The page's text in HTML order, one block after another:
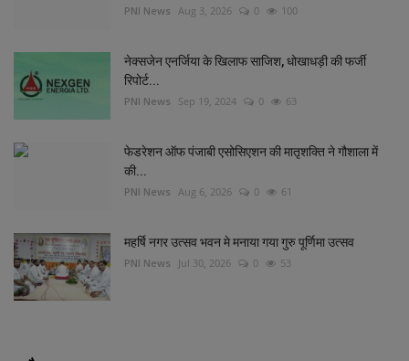
PNI News Aug 3, 2026 0 100
नेक्सजेन एनर्जिया के खिलाफ साजिश, धोखाधड़ी की फर्जी
रिपोर्ट...
PNI News Sep 19, 2024 0 63
फेडरेशन ऑफ पंजाबी एसोसिएशन की मातृशक्ति ने गौशाला में
की...
PNI News Aug 6, 2026 0 61
महर्षि नगर उत्सव भवन मे मनाया गया गुरु पूर्णिमा उत्सव
PNI News Jul 30, 2026 0 53